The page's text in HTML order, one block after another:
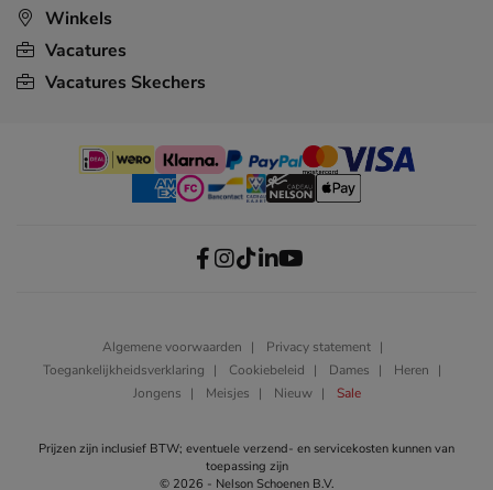
Winkels
Vacatures
Vacatures Skechers
Algemene voorwaarden
Privacy statement
Toegankelijkheidsverklaring
Cookiebeleid Dames
Heren
Jongens
Meisjes Nieuw Sale
Prijzen zijn inclusief BTW; eventuele verzend- en servicekosten kunnen van
toepassing zijn
© 2026 - Nelson Schoenen B.V.